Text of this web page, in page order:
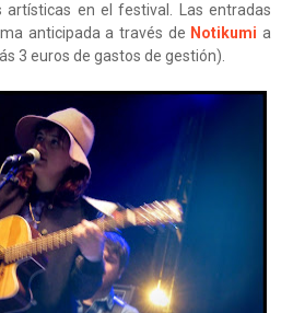
artísticas en el festival. Las entradas
anticipada a través de Notikumi a
3 euros de gastos de gestión).